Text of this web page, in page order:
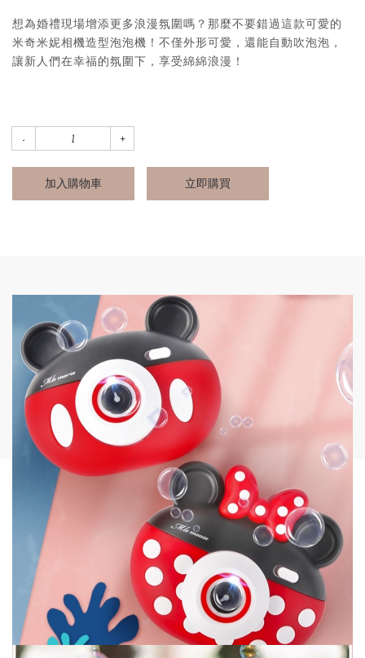
想為婚禮現場增添更多浪漫氛圍嗎？那麼不要錯過這款可愛的
米奇米妮相機造型泡泡機！不僅外形可愛，還能自動吹泡泡，
讓新人們在幸福的氛圍下，享受綿綿浪漫！
加入購物車 立即購買